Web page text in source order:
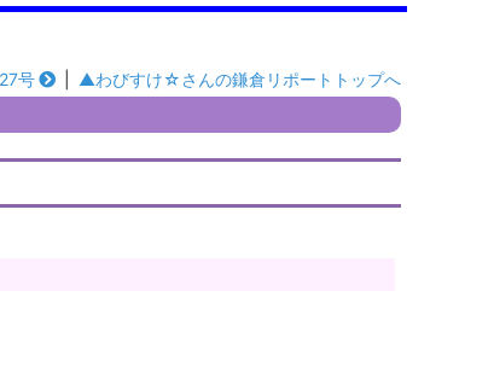
号 ▲わびすけ☆さんの鎌倉リポートトップへ